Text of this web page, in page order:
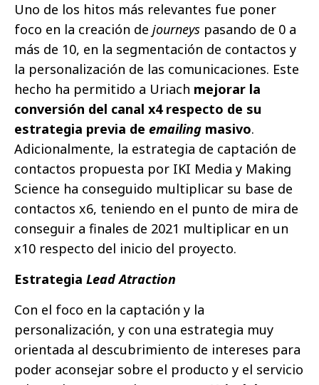
Uno de los hitos más relevantes fue poner
foco en la creación de journeys pasando de 0 a
más de 10, en la segmentación de contactos y
la personalización de las comunicaciones. Este
hecho ha permitido a Uriach mejorar la
conversión del canal x4 respecto de su
estrategia previa de emailing masivo.
Adicionalmente, la estrategia de captación de
contactos propuesta por IKI Media y Making
Science ha conseguido multiplicar su base de
contactos x6, teniendo en el punto de mira de
conseguir a finales de 2021 multiplicar en un
x10 respecto del inicio del proyecto.
Estrategia Lead Atraction
Con el foco en la captación y la
personalización, y con una estrategia muy
orientada al descubrimiento de intereses para
poder aconsejar sobre el producto y el servicio